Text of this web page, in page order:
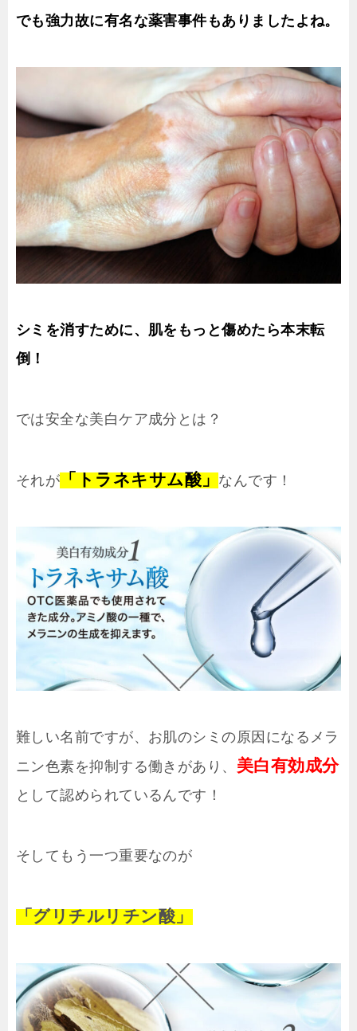
でも強力故に有名な薬害事件もありましたよね。
シミを消すために、肌をもっと傷めたら本末転
倒！
では安全な美白ケア成分とは？
それが 「トラネキサム酸」 なんです！
難しい名前ですが、お肌のシミの原因になるメラ
ニン色素を抑制する働きがあり、 美白有効成分
として認められているんです！
そしてもう一つ重要なのが
「グリチルリチン酸」